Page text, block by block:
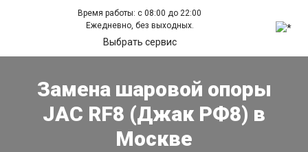
Время работы: с 08:00 до 22:00
Ежедневно, без выходных.
Выбрать сервис
Замена шаровой опоры
JAC RF8 (Джак РФ8) в
Москве